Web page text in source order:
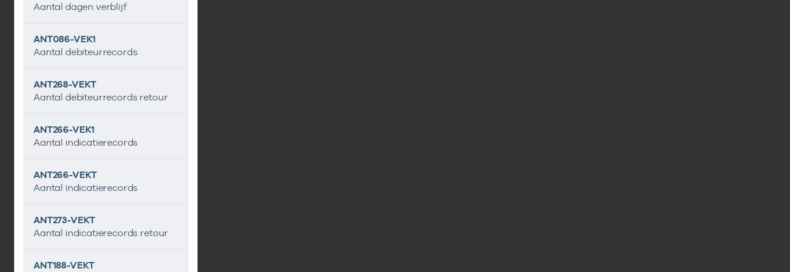
Aantal dagen verblijf
ANT086-VEK1
Aantal debiteurrecords
ANT268-VEKT
Aantal debiteurrecords retour
ANT266-VEK1
Aantal indicatierecords
ANT266-VEKT
Aantal indicatierecords
ANT273-VEKT
Aantal indicatierecords retour
ANT188-VEKT